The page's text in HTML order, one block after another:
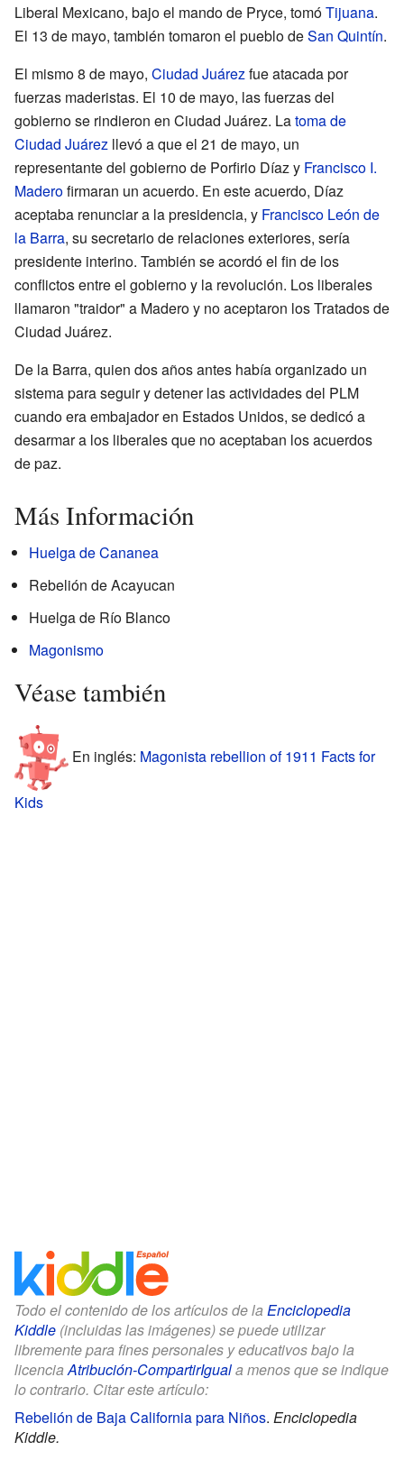
Liberal Mexicano, bajo el mando de Pryce, tomóTijuana.
El 13 de mayo, también tomaron el pueblo deSan Quintín.
El mismo 8 de mayo, Ciudad Juárezfue atacada por
fuerzas maderistas. El 10 de mayo, las fuerzas del
gobierno se rindieron en Ciudad Juárez. Latoma de
Ciudad Juárez llevó a que el 21 de mayo, un
representante del gobierno de Porfirio Díaz y Francisco I.
Maderofirmaran un acuerdo. En este acuerdo, Díaz
aceptaba renunciar a la presidencia, y Francisco León de
la Barra, su secretario de relaciones exteriores, sería
presidente interino. También se acordó el fin de los
conflictos entre el gobierno y la revolución. Los liberales
llamaron "traidor" a Madero y no aceptaron los Tratados de
Ciudad Juárez.
De la Barra, quien dos años antes había organizado un
sistema para seguir y detener las actividades del PLM
cuando era embajador en Estados Unidos, se dedicó a
desarmar a los liberales que no aceptaban los acuerdos
de paz.
Más Información
Huelga de Cananea
Rebelión de Acayucan
Huelga de Río Blanco
Magonismo
Véase también
En inglés: Magonista rebellion of 1911 Facts for
Kids
Todo el contenido de los artículos de la Enciclopedia
Kiddle (incluidas las imágenes) se puede utilizar
libremente para fines personales y educativos bajo la
licenciaAtribución-CompartirIguala menos que se indique
lo contrario. Citar este artículo:
Rebelión de Baja California para Niños. Enciclopedia
Kiddle.